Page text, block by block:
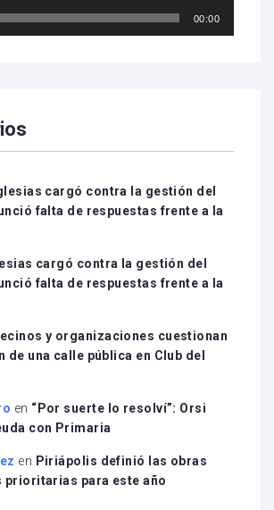
00:00
cargó contra la gestión del
falta de respuestas frente a la
cargó contra la gestión del
falta de respuestas frente a la
y organizaciones cuestionan
de una calle pública en Club del
en “Por suerte lo resolví”: Orsi
con Primaria
en Piriápolis definió las obras
prioritarias para este año